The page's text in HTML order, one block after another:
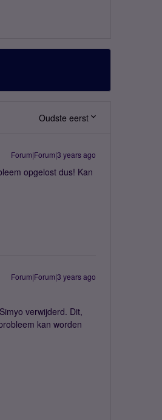
Oudste eerst
Forum|Forum|3 years ago
opgelost dus! Kan
Forum|Forum|3 years ago
verwijderd. Dit,
kan worden